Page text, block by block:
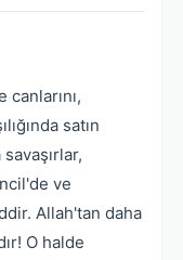
canlarını,
satın
ve
Allah'tan daha
O halde